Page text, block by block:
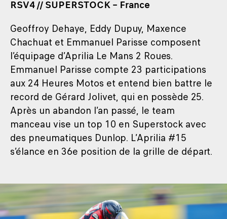
RSV4 // SUPERSTOCK – France
Geoffroy Dehaye, Eddy Dupuy, Maxence
Chachuat et Emmanuel Parisse composent
l’équipage d’Aprilia Le Mans 2 Roues.
Emmanuel Parisse compte 23 participations
aux 24 Heures Motos et entend bien battre le
record de Gérard Jolivet, qui en possède 25.
Après un abandon l’an passé, le team
manceau vise un top 10 en Superstock avec
des pneumatiques Dunlop. L’Aprilia #15
s’élance en 36e position de la grille de départ.